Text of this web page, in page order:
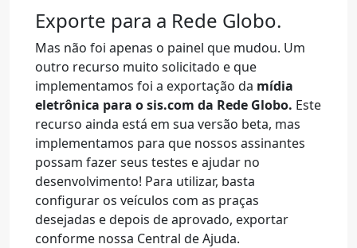
Exporte para a Rede Globo.
Mas não foi apenas o painel que mudou. Um
outro recurso muito solicitado e que
implementamos foi a exportação da mídia
eletrônica para o sis.com da Rede Globo. Este
recurso ainda está em sua versão beta, mas
implementamos para que nossos assinantes
possam fazer seus testes e ajudar no
desenvolvimento! Para utilizar, basta
configurar os veículos com as praças
desejadas e depois de aprovado, exportar
conforme nossa Central de Ajuda.